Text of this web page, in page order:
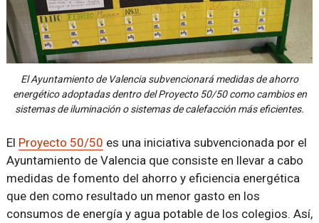
El Ayuntamiento de Valencia subvencionará medidas de ahorro
energético adoptadas dentro del Proyecto 50/50 como cambios en
sistemas de iluminación o sistemas de calefacción más eficientes.
El Proyecto 50/50 es una iniciativa subvencionada por el
Ayuntamiento de Valencia que consiste en llevar a cabo
medidas de fomento del ahorro y eficiencia energética
que den como resultado un menor gasto en los
consumos de energía y agua potable de los colegios. Así,